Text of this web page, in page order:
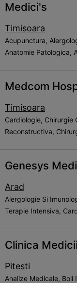
Medici's
Timisoara
Acupunctura,
Anatomie Patologica,
Medcom
Timisoara
Cardiologie, Chirurgie
Reconstructiva,
Genesys
Arad
Alergologie Si
Terapie Intensiva,
Clinica Medicii
Pitesti
Analize Medicale, Boli